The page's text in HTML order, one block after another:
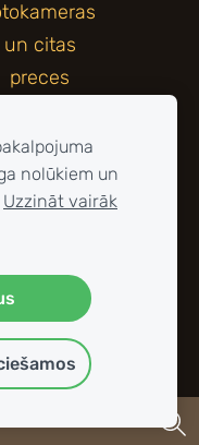
nolūkiem un
Uzzināt vairāk